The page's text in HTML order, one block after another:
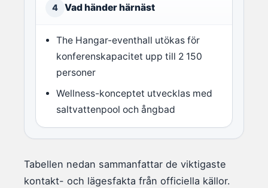
4 Vad händer härnäst
The Hangar-eventhall utökas för
konferenskapacitet upp till 2 150
personer
Wellness-konceptet utvecklas med
saltvattenpool och ångbad
Tabellen nedan sammanfattar de viktigaste
kontakt- och lägesfakta från officiella källor.